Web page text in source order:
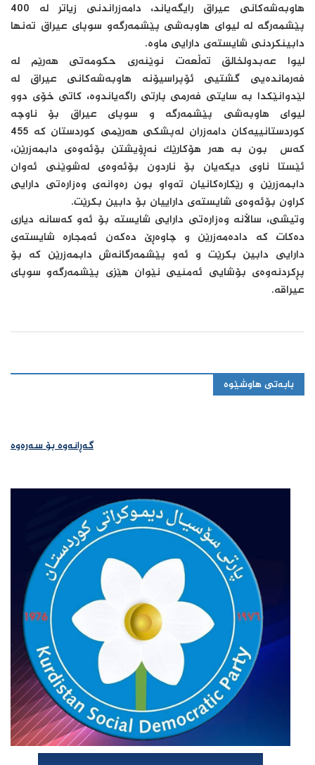
هاوبەشەكانی عیراق رایگەیاند، دامەزراندنی زیاتر لە 400
پێشمەرگە لە لیوای هاوبەشی پێشمەرگەو سوپای عیراق تەنها
دابینكردنی شایستەی دارایی ماوە.
لیوا عەبدولخالق تەڵعەت نوێنەری حكومەتی هەرێم لە
فەرماندەیی گشتیی ئۆپراسیۆنە هاوبەشەكانی عیراق لە
لێدوانێكدا بە سایتی فەرمی پارتی راگەیاندوە، كاتی خۆی دوو
لیوای هاوبەشی پێشمەرگە و سوپای عیراق بۆ ناوچە
كوردستانییەكان دامەزران لەپشكی هەرێمی كوردستان كە 455
كەس بون بە هەر هۆكارێك نەڕۆیشتن بۆئەوەی دابمەزرێن،
ئێستا ناوی دیكەیان بۆ ناردون بۆئەوەی لەشوێنی ئەوان
دابمەزرێن و رێكارەكانیان تەواو بون رەوانەی وەزارەتی دارایی
كراون بۆئەوەی شایستەی داراییان بۆ دابین بكرێت.
وتیشی، ساڵانە وەزارەتی دارایی شایستە بۆ ئەو كەسانە دیاری
دەكات كە دادەمەزرێن و چاوەڕێ دەكەن ئەمجارە شایستەی
دارایی دابین بكرێت و ئەو پێشمەرگانەش دابمەزرێن كە بۆ
پڕكردنەوەی بۆشایی ئەمنیی نێوان هێزی پێشمەرگەو سوپای
عیراقە.
بابەتی هاوشێوە
گەڕانەوە بۆ سەرەوە